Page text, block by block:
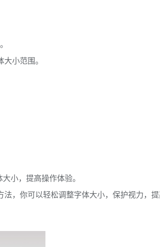
小范围。
小，提高操作体验。
，你可以轻松调整字体大小，保护视力，